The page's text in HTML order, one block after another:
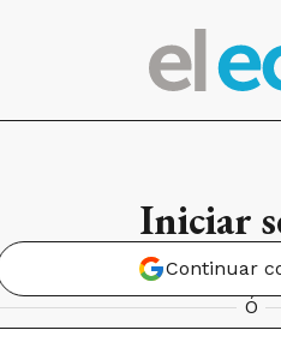
Iniciar
Continuar
Ó